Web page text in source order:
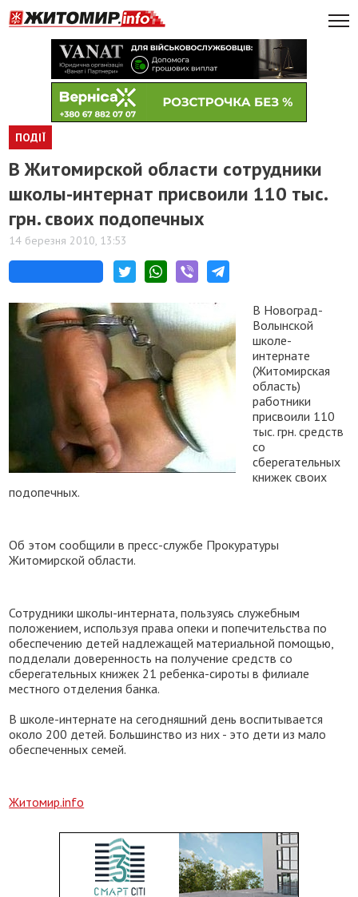
ПОДІЇ
В Житомирской области сотрудники
школы-интернат присвоили 110 тыс.
грн. своих подопечных
14 березня 2010, 13:53
В Новоград-
Волынской
школе-
интернате
(Житомирская
область)
работники
присвоили 110
тыс. грн. средств
со
сберегательных
книжек своих
подопечных.
Об этом сообщили в пресс-службе Прокуратуры
Житомирской области.
Сотрудники школы-интерната, пользуясь служебным
положением, используя права опеки и попечительства по
обеспечению детей надлежащей материальной помощью,
подделали доверенность на получение средств со
сберегательных книжек 21 ребенка-сироты в филиале
местного отделения банка.
В школе-интернате на сегодняшний день воспитывается
около 200 детей. Большинство из них - это дети из мало
обеспеченных семей.
Житомир.info